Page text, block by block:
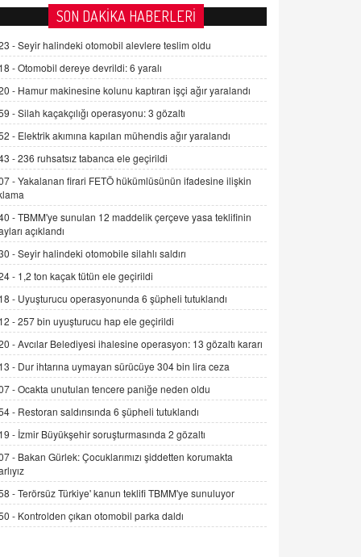
FARUK ÖNALAN
Tezkere Onaylanmasaydı…
2 Kasım 2021 Salı 00:11
AV. DOĞAN CAN DOĞAN
Kişisel verilerin korunması ve dijital
hukukun gelişimi
15.09.2025 16:17
SEHER EREK
Kış Ayları Geldi, Hangi Önlemler
Alınmalı?
9.12.2025 10:11
İNCİ GÜL AKÖL
Trump Keşke Adana'yı da Ziyaret Etse...
06.07.2026 13:00
ADEM AKÖL
Esed Destekçilerinin Yüzüne Vurulan
Şamar: Sednaya
11.12.2024 12:30
DR. EKREM ASLAN
Gerçek Ne, Algı Ne? "Beraber
Yürüyoruz" Cümlesinin Peşinden
19.07.2025 12:45
GÖNÜL MENEKŞE
Şifacının Yolu
04.11.2025 12:56
SON DAKİKA HABERLERİ
-Seyir halindeki otomobil alevlere teslim oldu
-Otomobil dereye devrildi: 6 yaralı
- Hamur makinesine kolunu kaptıran işçi ağır yaralandı
-Silah kaçakçılığı operasyonu: 3 gözaltı
- Elektrik akımına kapılan mühendis ağır yaralandı
-236 ruhsatsız tabanca ele geçirildi
-Yakalanan firari FETÖ hükümlüsünün ifadesine ilişkin
-TBMM'ye sunulan 12 maddelik çerçeve yasa teklifinin
açıklandı
-Seyir halindeki otomobile silahlı saldırı
- 1,2 ton kaçak tütün ele geçirildi
- Uyuşturucu operasyonunda 6 şüpheli tutuklandı
-257 bin uyuşturucu hap ele geçirildi
-Avcılar Belediyesi ihalesine operasyon: 13 gözaltı kararı
- Dur ihtarına uymayan sürücüye 304 bin lira ceza
-Ocakta unutulan tencere paniğe neden oldu
- Restoran saldırısında 6 şüpheli tutuklandı
- İzmir Büyükşehir soruşturmasında 2 gözaltı
- Bakan Gürlek: Çocuklarımızı şiddetten korumakta
-Terörsüz Türkiye' kanun teklifi TBMM'ye sunuluyor
- Kontrolden çıkan otomobil parka daldı